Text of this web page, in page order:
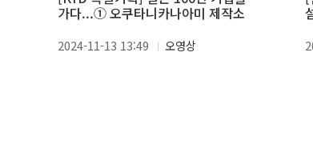
가다...① 오쿠타니카나아미 제작소
2024-11-13 13:49 오영상